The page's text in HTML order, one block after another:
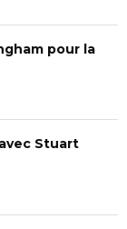
pour la
Stuart